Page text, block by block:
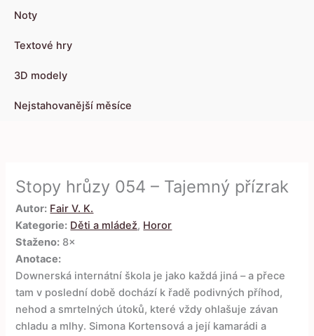
Noty
Textové hry
3D modely
Nejstahovanější měsíce
Stopy hrůzy 054 – Tajemný přízrak
Autor: Fair V. K.
Kategorie: Děti a mládež, Horor
Staženo: 8×
Anotace:
Downerská internátní škola je jako každá jiná – a přece
tam v poslední době dochází k řadě podivných příhod,
nehod a smrtelných útoků, které vždy ohlašuje závan
chladu a mlhy. Simona Kortensová a její kamarádi a